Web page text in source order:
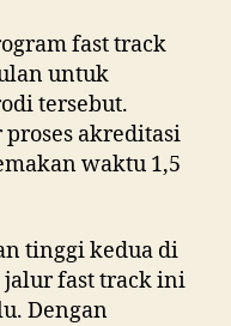
fast track
untuk
tersebut.
akreditasi
waktu 1,5
tinggi kedua di
fast track ini
Dengan